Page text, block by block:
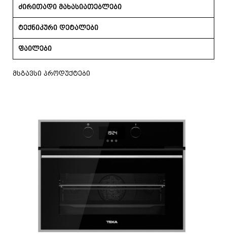
ძირითადი მახასიათებლები
ტექნიკური დეტალები
ფაილები
მსგავსი პროდუქტები